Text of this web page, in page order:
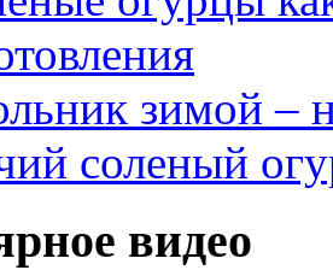
зимой –
соленый
видео